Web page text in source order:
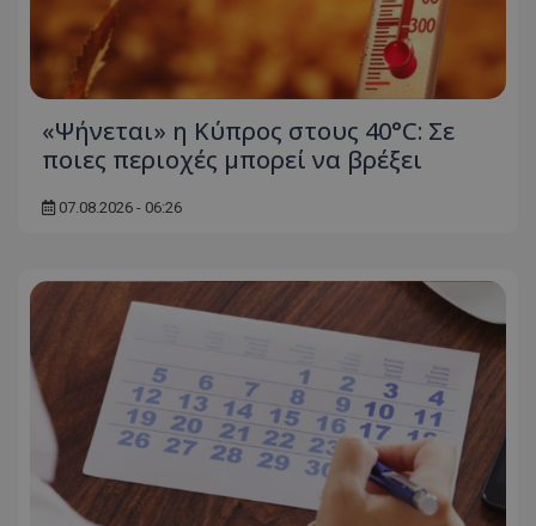
«Ψήνεται» η Κύπρος στους 40°C: Σε
ποιες περιοχές μπορεί να βρέξει
07.08.2026 - 06:26